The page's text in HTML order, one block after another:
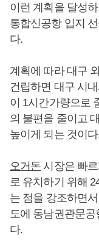
이런 계획을 달성
통합신공항 입지
다.
계획에 따라 대구
건립하면 대구 시
이 1시간가량으로
의 불편을 줄이고
높이게 되는 것이
오거돈 시장은 빠
로 유치하기 위해
는 점을 강조하면
도에 동남권관문
다.